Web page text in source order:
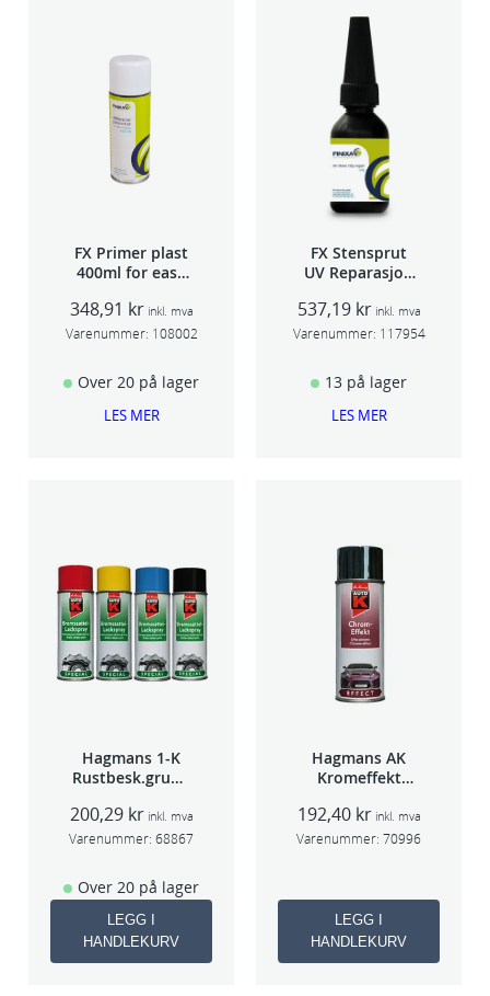
FX Primer plast
400ml for easy
TSP 030
348,91 kr inkl. mva
Varenummer: 108002
Over 20 på lager
LES MER
FX Stensprut
UV Reparasjon
537,19 kr inkl. mva
Varenummer: 117954
13 på lager
LES MER
Hagmans 1-K
Rustbesk.grunn
200,29 kr inkl. mva
Varenummer: 68867
Over 20 på lager
LEGG I
HANDLEKURV
Hagmans AK
Kromeffekt
192,40 kr inkl. mva
Varenummer: 70996
LEGG I
HANDLEKURV